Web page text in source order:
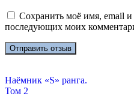
Сохранить моё имя, email и
последующих моих
Наёмник «S» ранга.
Том 2